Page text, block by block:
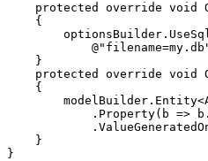
protected override void
    {
    }
protected override void
    {
.Property(b =>
    }
}